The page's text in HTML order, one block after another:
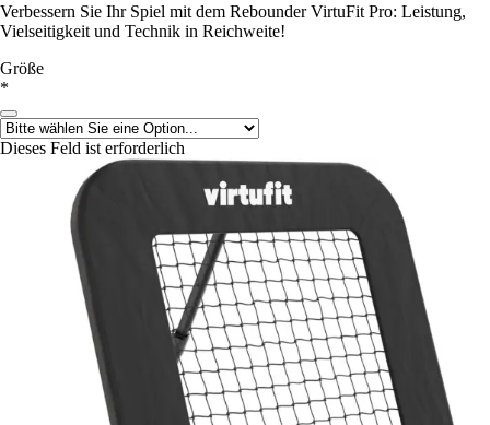
Verbessern Sie Ihr Spiel mit dem Rebounder VirtuFit Pro: Leistung,
Vielseitigkeit und Technik in Reichweite!
Größe
*
Dieses Feld ist erforderlich